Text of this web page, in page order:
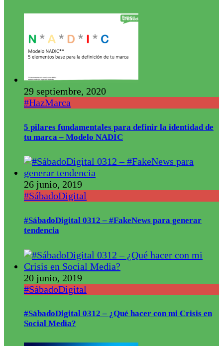
29 septiembre, 2020
#HazMarca
5 pilares fundamentales para definir la identidad de
tu marca – Modelo NADIC
26 junio, 2019
#SábadoDigital
#SábadoDigital 0312 – #FakeNews para generar
tendencia
20 junio, 2019
#SábadoDigital
#SábadoDigital 0312 – ¿Qué hacer con mi Crisis en
Social Media?